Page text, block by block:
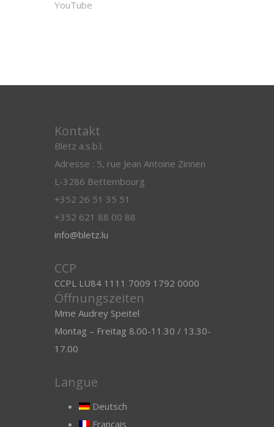
YouTube
Kontakt
Blëtz a.s.b.l.
Adresse : 5, rue Jean Antoine Zinnen
L-3286 Bettembourg
+352 26 51 35 51
+352 621 88 00 88
info@bletz.lu
CCP
CCPL LU84 1111 7009 1792 0000
Öffnungszeiten
Mme Audrey Speitel
Montag – Freitag 8.00-11.30 / 13.30-
17.00
Langue
Deutsch
Français